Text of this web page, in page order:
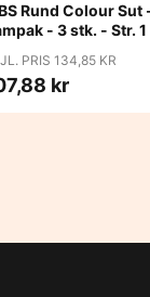
Rund Colour Sut
- 3 stk. - Str. 1
PRIS 134,85 KR
kr